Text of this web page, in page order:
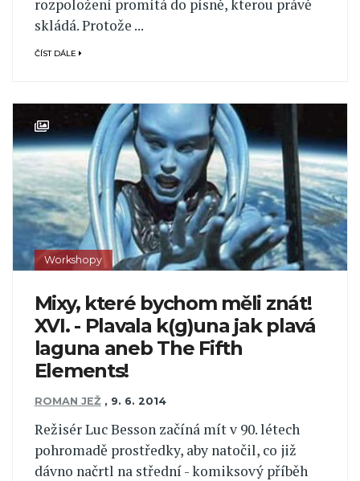
rozpoložení promítá do písně, kterou právě
skládá. Protože ...
ČÍST DÁLE
Workshopy
Mixy, které bychom měli znát!
XVI. - Plavala k(g)una jak plavá
laguna aneb The Fifth
Elements!
ROMAN JEŽ , 9. 6. 2014
Režisér Luc Besson začíná mít v 90. létech
pohromadě prostředky, aby natočil, co již
dávno načrtl na střední - komiksový příběh